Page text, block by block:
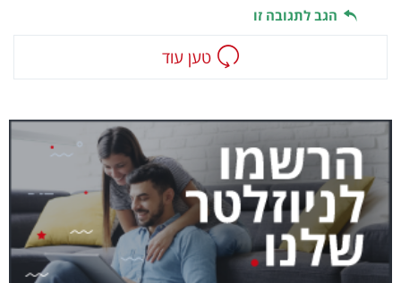
הגב לתגובה זו
טען עוד